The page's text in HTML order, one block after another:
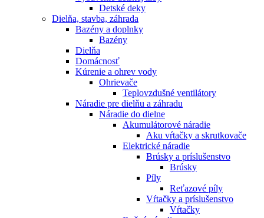
Detské deky
Dielňa, stavba, záhrada
Bazény a doplnky
Bazény
Dielňa
Domácnosť
Kúrenie a ohrev vody
Ohrievače
Teplovzdušné ventilátory
Náradie pre dielňu a záhradu
Náradie do dielne
Akumulátorové náradie
Aku vŕtačky a skrutkovače
Elektrické náradie
Brúsky a príslušenstvo
Brúsky
Píly
Reťazové píly
Vŕtačky a príslušenstvo
Vŕtačky